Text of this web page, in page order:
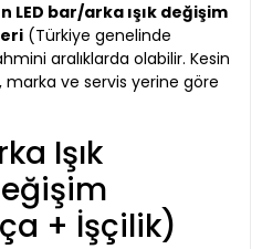
LED bar/arka ışık değişim
(Türkiye genelinde
aralıklarda olabilir. Kesin
ve servis yerine göre
Işık
+ İşçilik)